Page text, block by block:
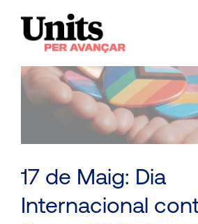
content
17 de Maig: Dia
Internacional